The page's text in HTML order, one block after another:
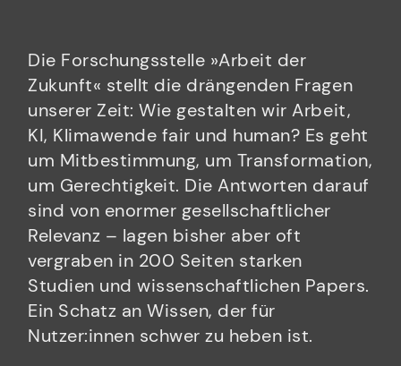
Die Forschungsstelle »Arbeit der
Zukunft« stellt die drängenden Fragen
unserer Zeit: Wie gestalten wir Arbeit,
KI, Klimawende fair und human? Es geht
um Mitbestimmung, um Transformation,
um Gerechtigkeit. Die Antworten darauf
sind von enormer gesellschaftlicher
Relevanz – lagen bisher aber oft
vergraben in 200 Seiten starken
Studien und wissenschaftlichen Papers.
Ein Schatz an Wissen, der für
Nutzer:innen schwer zu heben ist.